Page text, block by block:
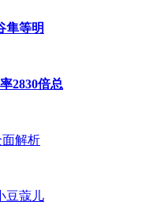
隼等明
2830倍总
解析
豆蔻儿